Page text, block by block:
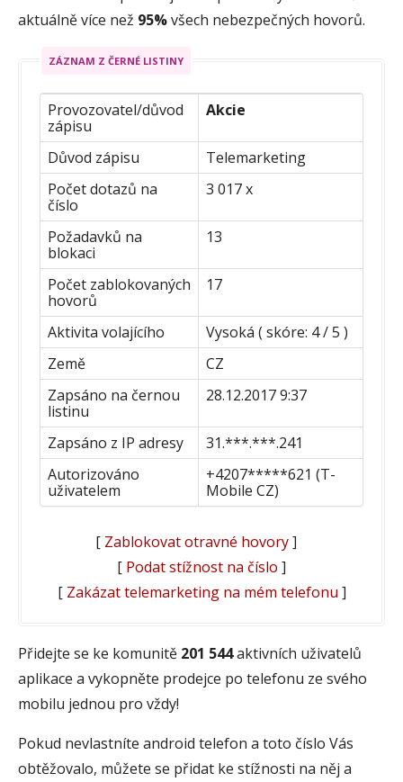
aktuálně více než 95%všech nebezpečných hovorů.
ZÁZNAM Z ČERNÉ LISTINY
Provozovatel/důvod
zápisu
Akcie
Důvod zápisu
Telemarketing
Počet dotazů na
číslo
3 017 x
Požadavků na
blokaci
13
Počet zablokovaných
hovorů
17
Aktivita volajícího
Vysoká ( skóre: 4 / 5 )
Země
CZ
Zapsáno na černou
listinu
28.12.2017 9:37
Zapsáno z IP adresy
31.***.***.241
Autorizováno
uživatelem
+4207*****621 (T-
Mobile CZ)
[ Zablokovat otravné hovory]
[ Podat stížnost na číslo ]
[ Zakázat telemarketing na mém telefonu ]
Přidejte se ke komunitě 201 544aktivních uživatelů
aplikace a vykopněte prodejce po telefonu ze svého
mobilu jednou pro vždy!
Pokud nevlastníte android telefon a toto číslo Vás
obtěžovalo, můžete se přidat ke stížnosti na něj a